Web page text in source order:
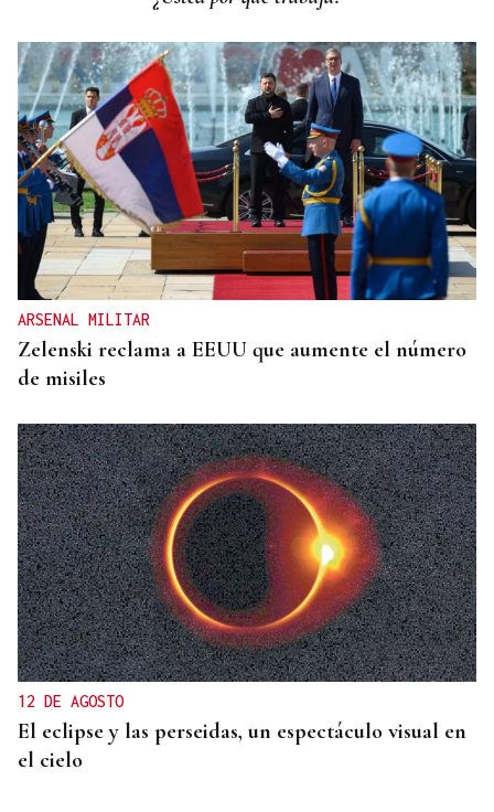
entrada a las termas de Outariz
ARSENAL MILITAR
Zelenski reclama a EEUU que aumente el número
de misiles
12 DE AGOSTO
El eclipse y las perseidas, un espectáculo visual en
el cielo